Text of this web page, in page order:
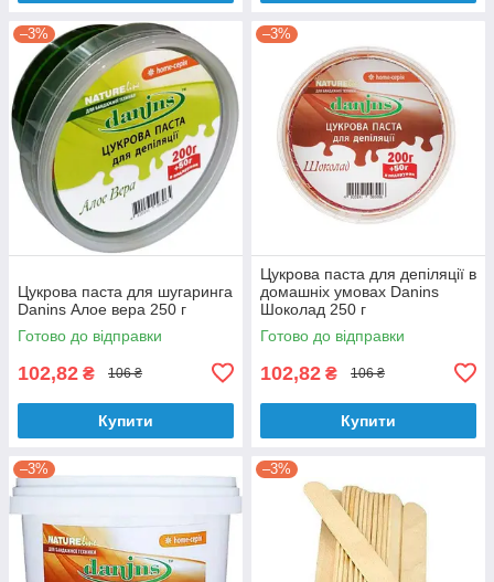
–3%
Цукрова паста для шугаринга
Danins Алое вера 250 г
Готово до відправки
102,82 ₴ 106 ₴
Купити
–3%
Цукрова паста для депіляції в
домашніх умовах Danins
Шоколад 250 г
Готово до відправки
102,82 ₴ 106 ₴
Купити
–3% –3%